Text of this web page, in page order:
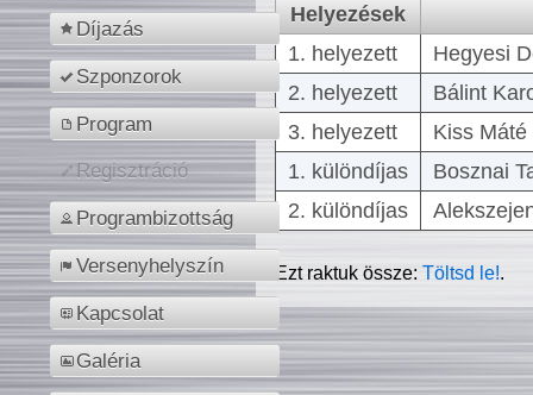
Díjazás
Szponzorok
Program
Regisztráció
Programbizottság
Versenyhelyszín
Kapcsolat
Galéria
Helyezések
1. helyezett
Hegyesi
2. helyezett
Bálint
3. helyezett
Kiss
1. különdíjas
Bosznai
2. különdíjas
Ezt raktuk össze:Töltsd le!.